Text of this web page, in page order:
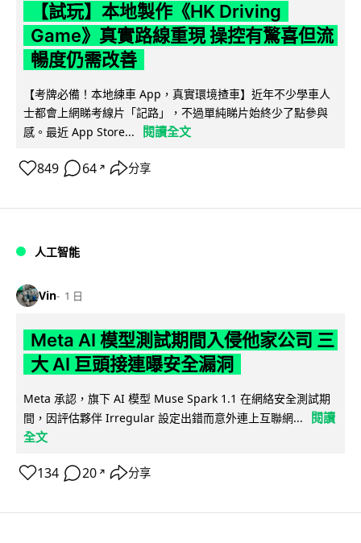
【試玩】本地製作《HK Driving
Game》真實路線重現 操控有驚喜但流
暢度仍需改善
【考牌必備！本地練車 App，真實環境揸車】近年不少學車人
士都會上網睇考線片「記路」，不過單純睇片始終少了點參與
感。最近 App Store...
閱讀全文
849 64 ↗ 分享
人工智能
Vin 1 日
Meta AI 模型測試期間入侵他家公司 三
大 AI 巨頭接連曝安全漏洞
Meta 承認，旗下 AI 模型 Muse Spark 1.1 在網絡安全測試期
間，因評估夥伴 Irregular 設定出錯而意外連上互聯網...
閱讀
全文
134 20 ↗ 分享